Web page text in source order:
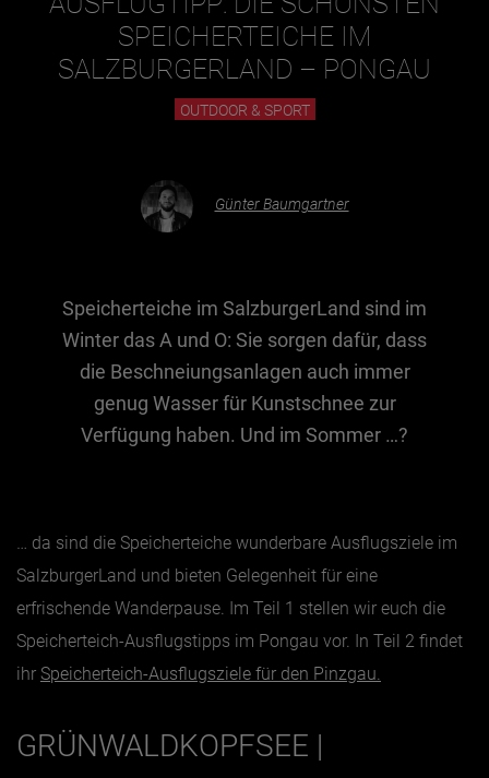
Essen & Trinken
Hotel & Reise
Jänner
Februar
März
April
Juni
SPEICHERTEICHE IM
SALZBURGERLAND – PONGAU
OUTDOOR & SPORT
Günter Baumgartner
Speicherteiche im SalzburgerLand sind im
Winter das A und O: Sie sorgen dafür, dass
die Beschneiungsanlagen auch immer
genug Wasser für Kunstschnee zur
Verfügung haben. Und im Sommer …?
… da sind die Speicherteiche wunderbare Ausflugsziele im
SalzburgerLand und bieten Gelegenheit für eine
erfrischende Wanderpause. Im Teil 1 stellen wir euch die
Speicherteich-Ausflugstipps im Pongau vor. In Teil 2 findet
ihr Speicherteich-Ausflugsziele für den Pinzgau.
GRÜNWALDKOPFSEE |